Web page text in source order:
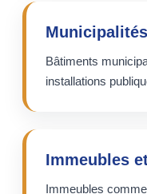
Municipalités
Bâtiments
installations
Immeubles
Immeubles